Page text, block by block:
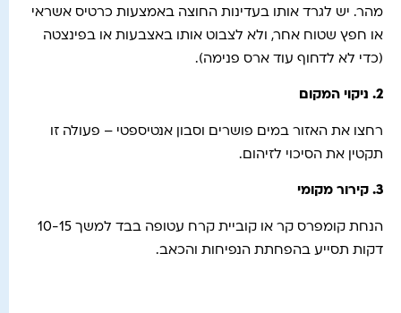
מהר. יש לגרד אותו בעדינות החוצה באמצעות כרטיס אשראי
או חפץ שטוח אחר, ולא לצבוט אותו באצבעות או בפינצטה
(כדי לא לדחוף עוד ארס פנימה).
2. ניקוי המקום
רחצו את האזור במים פושרים וסבון אנטיספטי – פעולה זו
תקטין את הסיכוי לזיהום.
3. קירור מקומי
הנחת קומפרס קר או קוביית קרח עטופה בבד למשך 10-15
דקות תסייע בהפחתת הנפיחות והכאב.